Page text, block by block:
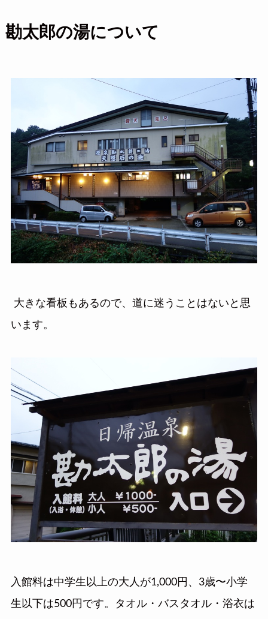
勘太郎の湯について
大きな看板もあるので、道に迷うことはないと思
います。
入館料は中学生以上の大人が1,000円、3歳〜小学
生以下は500円です。タオル・バスタオル・浴衣は